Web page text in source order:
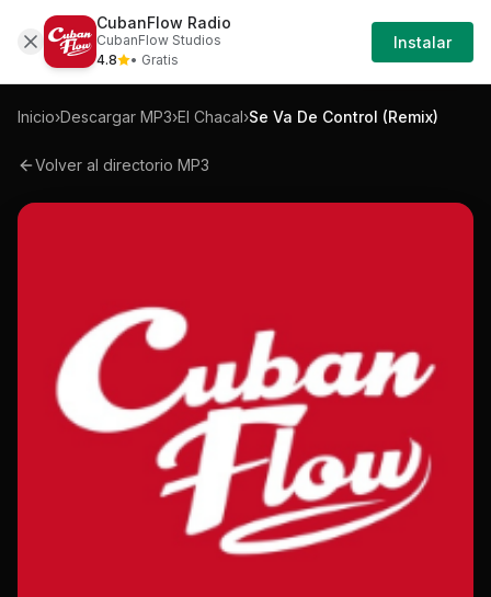
Mp3 El-chacal-se-va-de-control-remix-mp3
Iniciar
Sesión
Inicio›Descargar MP3›El Chacal›Se Va De Control (Remix)
Volver al directorio MP3
CubanFlow Radio
CubanFlow Studios
4.8
• Gratis
Instalar